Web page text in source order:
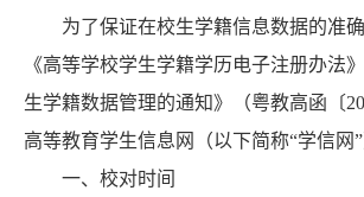
为了保证在校生学籍信息数据的准
《高等学校学生学籍学历电子注册办法
生学籍数据管理的通知》（粤教高函〔
高等教育学生信息网（以下简称“学信网
一、校对时间